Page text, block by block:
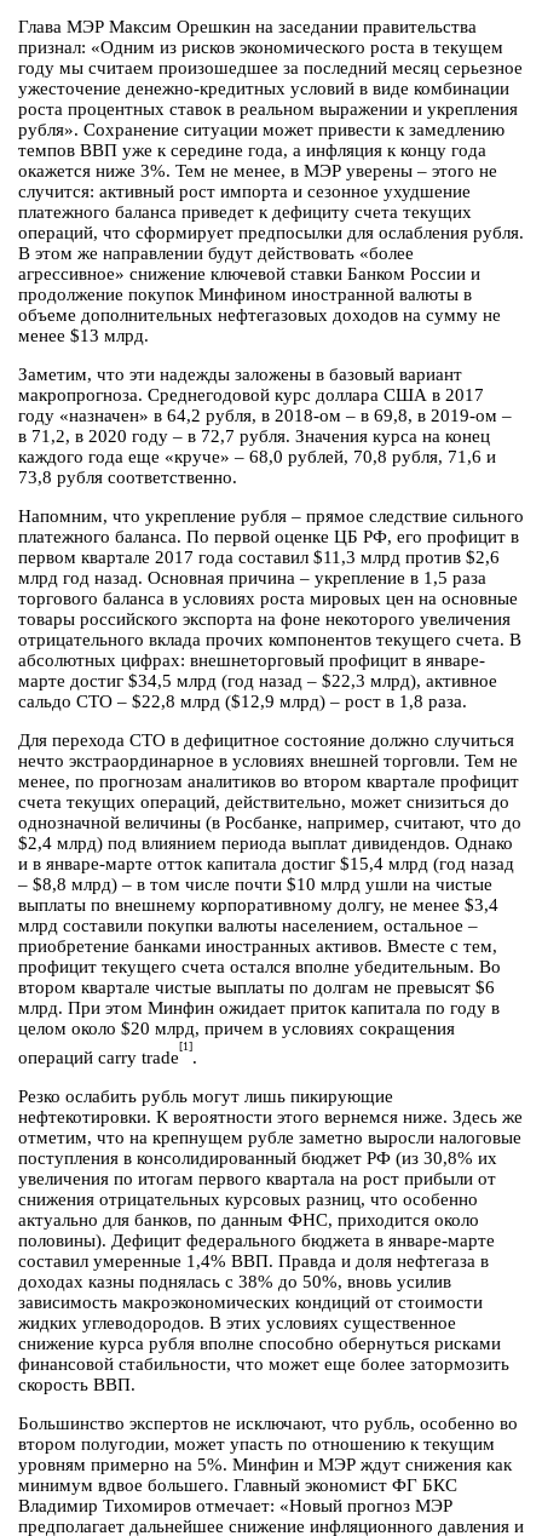
Глава МЭР Максим Орешкин на заседании правительства
признал: «Одним из рисков экономического роста в текущем
году мы считаем произошедшее за последний месяц серьезное
ужесточение денежно-кредитных условий в виде комбинации
роста процентных ставок в реальном выражении и укрепления
рубля». Сохранение ситуации может привести к замедлению
темпов ВВП уже к середине года, а инфляция к концу года
окажется ниже 3%. Тем не менее, в МЭР уверены – этого не
случится: активный рост импорта и сезонное ухудшение
платежного баланса приведет к дефициту счета текущих
операций, что сформирует предпосылки для ослабления рубля.
В этом же направлении будут действовать «более
агрессивное» снижение ключевой ставки Банком России и
продолжение покупок Минфином иностранной валюты в
объеме дополнительных нефтегазовых доходов на сумму не
менее $13 млрд.
Заметим, что эти надежды заложены в базовый вариант
макропрогноза. Среднегодовой курс доллара США в 2017
году «назначен» в 64,2 рубля, в 2018-ом – в 69,8, в 2019-ом –
в 71,2, в 2020 году – в 72,7 рубля. Значения курса на конец
каждого года еще «круче» – 68,0 рублей, 70,8 рубля, 71,6 и
73,8 рубля соответственно.
Напомним, что укрепление рубля – прямое следствие сильного
платежного баланса. По первой оценке ЦБ РФ, его профицит в
первом квартале 2017 года составил $11,3 млрд против $2,6
млрд год назад. Основная причина – укрепление в 1,5 раза
торгового баланса в условиях роста мировых цен на основные
товары российского экспорта на фоне некоторого увеличения
отрицательного вклада прочих компонентов текущего счета. В
абсолютных цифрах: внешнеторговый профицит в январе-
марте достиг $34,5 млрд (год назад – $22,3 млрд), активное
сальдо СТО – $22,8 млрд ($12,9 млрд) – рост в 1,8 раза.
Для перехода СТО в дефицитное состояние должно случиться
нечто экстраординарное в условиях внешней торговли. Тем не
менее, по прогнозам аналитиков во втором квартале профицит
счета текущих операций, действительно, может снизиться до
однозначной величины (в Росбанке, например, считают, что до
$2,4 млрд) под влиянием периода выплат дивидендов. Однако
и в январе-марте отток капитала достиг $15,4 млрд (год назад
– $8,8 млрд) – в том числе почти $10 млрд ушли на чистые
выплаты по внешнему корпоративному долгу, не менее $3,4
млрд составили покупки валюты населением, остальное –
приобретение банками иностранных активов. Вместе с тем,
профицит текущего счета остался вполне убедительным. Во
втором квартале чистые выплаты по долгам не превысят $6
млрд. При этом Минфин ожидает приток капитала по году в
целом около $20 млрд, причем в условиях сокращения
операций carry trade
[1]
.
Резко ослабить рубль могут лишь пикирующие
нефтекотировки. К вероятности этого вернемся ниже. Здесь же
отметим, что на крепнущем рубле заметно выросли налоговые
поступления в консолидированный бюджет РФ (из 30,8% их
увеличения по итогам первого квартала на рост прибыли от
снижения отрицательных курсовых разниц, что особенно
актуально для банков, по данным ФНС, приходится около
половины). Дефицит федерального бюджета в январе-марте
составил умеренные 1,4% ВВП. Правда и доля нефтегаза в
доходах казны поднялась с 38% до 50%, вновь усилив
зависимость макроэкономических кондиций от стоимости
жидких углеводородов. В этих условиях существенное
снижение курса рубля вполне способно обернуться рисками
финансовой стабильности, что может еще более затормозить
скорость ВВП.
Большинство экспертов не исключают, что рубль, особенно во
втором полугодии, может упасть по отношению к текущим
уровням примерно на 5%. Минфин и МЭР ждут снижения как
минимум вдвое большего. Главный экономист ФГ БКС
Владимир Тихомиров отмечает: «Новый прогноз МЭР
предполагает дальнейшее снижение инфляционного давления и